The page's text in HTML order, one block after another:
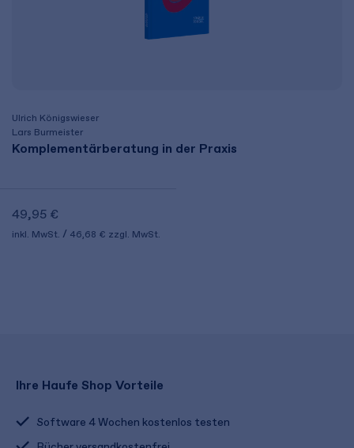
Ulrich Königswieser
Lars Burmeister
Komplementärberatung in der Praxis
49,95 €
inkl. MwSt. 46,68 € zzgl. MwSt.
Ihre Haufe Shop Vorteile
Software 4 Wochen kostenlos testen